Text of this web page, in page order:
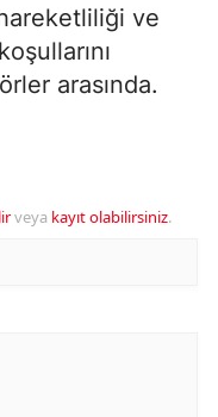
ve
arasında.
veya kayıt olabilirsiniz.